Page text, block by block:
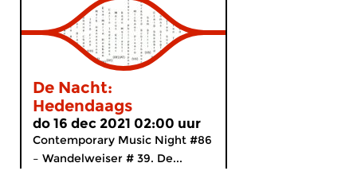
De Nacht:
Hedendaags
do 16 dec 2021 02:00 uur
Contemporary Music Night #86
– Wandelweiser # 39. De...